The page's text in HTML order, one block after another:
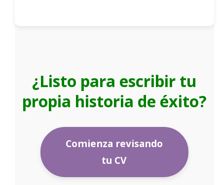
¿Listo para escribir tu
propia historia de éxito?
Comienza revisando
tu CV